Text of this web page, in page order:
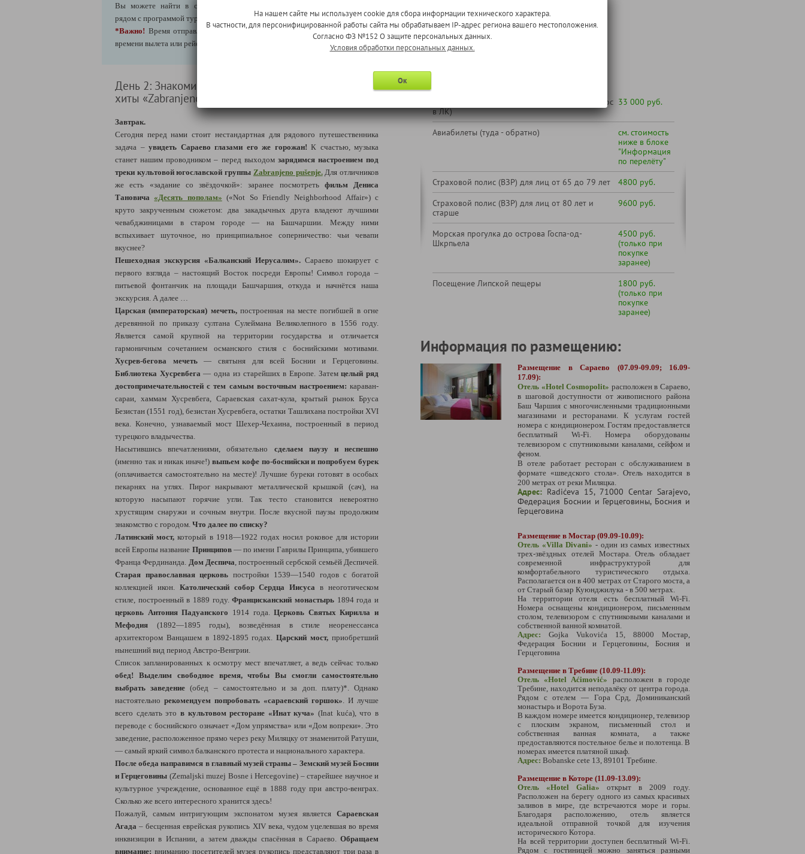
Вы можете найти в соответствующих информационных блоках справа,
рядом с программой тура.
*Важно! Время отправления из городов может измениться при изменении
времени вылета или рейса.
День 2: Знакомимся с роковым Сараево под рок-
хиты «Zabranjeno pušenje» (08.09.2026)
Завтрак.
Сегодня перед нами стоит нестандартная для рядового путешественника
задача – увидеть Сараево глазами его же горожан! К счастью, музыка
станет нашим проводником – перед выходом зарядимся настроением под
треки культовой югославской группы Zabranjeno pušenje. Для отличников
же есть «задание со звёздочкой»: заранее посмотреть фильм Дениса
Тановича«Десять пополам» («Not So Friendly Neighborhood Affair») с
круто закрученным сюжетом: два закадычных друга владеют лучшими
чевабджиницами в старом городе — на Башчаршии. Между ними
вспыхивает шуточное, но принципиальное соперничество: чьи чевапи
вкуснее?
Пешеходная экскурсия «Балканский Иерусалим». Сараево шокирует с
первого взгляда – настоящий Восток посреди Европы! Символ города –
питьевой фонтанчик на площади Башчаршия, откуда и начнётся наша
экскурсия. А далее …
Царская (императорская) мечеть,построенная на месте погибшей в огне
деревянной по приказу султана Сулеймана Великолепного в 1556 году.
Является самой крупной на территории государства и отличается
гармоничным сочетанием османского стиля с боснийскими мотивами.
Хусрев-бегова мечеть— святыня для всей Боснии и Герцеговины.
Библиотека Хусревбега — одна из старейших в Европе. Затемцелый ряд
достопримечательностей с тем самым восточным настроением: караван-
сараи, хаммам Хусревбега, Сараевская сахат-кула, крытый рынок Бруса
Безистан (1551 год), безистан Хусревбега, остатки Ташлихана постройки XVI
века. Конечно, узнаваемый мост Шехер-Чехаина, построенный в период
турецкого владычества.
Насытившись впечатлениями, обязательно сделаем паузу и неспешно
(именно так и никак иначе!) выпьем кофе по-боснийски и попробуем бурек
(оплачивается самостоятельно на месте)! Лучшие буреки готовят в особых
пекарнях на углях. Пирог накрывают металлической крышкой (сач), на
которую насыпают горячие угли. Так тесто становится невероятно
хрустящим снаружи и сочным внутри. После вкусной паузы продолжим
знакомство с городом. Что далее по списку?
Латинский мост, который в 1918—1922 годах носил роковое для истории
всей Европы название Принципов— по имени Гаврилы Принципа, убившего
Франца Фердинанда. Дом Деспича , построенный сербской семьёй Деспичей.
Старая православная церковь постройки 1539—1540 годов с богатой
коллекцией икон. Католический собор Сердца Иисуса в неоготическом
стиле, построенный в 1889 году.Францисканский монастырь 1894 года и
церковь Антония Падуанского 1914 года.Церковь Святых Кирилла и
Мефодия (1892—1895 годы), возведённая в стиле неоренессанса
архитектором Ванцашем в 1892-1895 годах.Царский мост, приобретший
нынешний вид период Австро-Венгрии.
Список запланированных к осмотру мест впечатляет, а ведь сейчас только
обед! Выделим свободное время, чтобы Вы смогли самостоятельно
выбрать заведение (обед – самостоятельно и за доп. плату)*. Однако
настоятельно рекомендуем попробовать «сараевский горшок» . И лучше
всего сделать это в культовом ресторане «Инат куча» (Inat kuća), что в
переводе с боснийского означает «Дом упрямства» или «Дом вопреки». Это
заведение, расположенное прямо через реку Миляцку от знаменитой Ратуши,
— самый яркий символ балканского протеста и национального характера.
После обеда направимся в главный музей страны – Земский музей Боснии
и Герцеговины (Zemaljski muzej Bosne i Hercegovine) – старейшее научное и
культурное учреждение, основанное ещё в 1888 году при австро-венграх.
Сколько же всего интересного хранится здесь!
Пожалуй, самым интригующим экспонатом музея является Сараевская
Агада – бесценная еврейская рукопись XIV века, чудом уцелевшая во время
инквизиции в Испании, а затем дважды спасённая в Сараево. Обращаем
внимание: вниманию посетителей музея рукопись представляют три раза в
* в соответствии с программой тура
1-местное размещение (по желанию под запрос
в ЛК)
33 000 руб.
Авиабилеты (туда - обратно)
см. стоимость
ниже в блоке
"Информация
по перелёту"
Страховой полис (ВЗР) для лиц от 65 до 79 лет
4800 руб.
Страховой полис (ВЗР) для лиц от 80 лет и
старше
9600 руб.
Морская прогулка до острова Госпа-од-
Шкрпьела
4500 руб.
(только при
покупке
заранее)
Посещение Липской пещеры
1800 руб.
(только при
покупке
заранее)
Информация по размещению:
Размещение в Сараево (07.09-09.09; 16.09-
17.09):
Отель «Hotel Cosmopolit» расположен в Сараево,
в шаговой доступности от живописного района
Баш Чаршия с многочисленными традиционными
магазинами и ресторанами. К услугам гостей
номера с кондиционером. Гостям предоставляется
бесплатный Wi-Fi. Номера оборудованы
телевизором с спутниковыми каналами, сейфом и
феном.
В отеле работает ресторан с обслуживанием в
формате «шведского стола». Отель находится в
200 метрах от реки Миляцка.
Адрес: Radićeva 15, 71000 Centar Sarajevo,
Федерация Боснии и Герцеговины, Босния и
Герцеговина
Размещение в Мостар (09.09-10.09):
Отель «Villa Divani» - один из самых известных
трех-звёздных отелей Мостара. Отель обладает
современной инфраструктурой для
комфортабельного туристического отдыха.
Располагается он в 400 метрах от Старого моста, а
от Старый базар Куюнджилука - в 500 метрах.
На территории отеля есть бесплатный Wi-Fi.
Номера оснащены кондиционером, письменным
столом, телевизором с спутниковыми каналами и
собственной ванной комнатой.
Адрес: Gojka Vukovića 15, 88000 Мостар,
Федерация Боснии и Герцеговины, Босния и
Герцеговина
Размещение в Требине (10.09-11.09):
Отель «Hotel Aćimović»
расположен в городе
Требине, находится неподалёку от центра города.
Рядом с отелем — Гора Срд, Доминиканский
монастырь и Ворота Буза.
В каждом номере имеется кондиционер, телевизор
с плоским экраном, письменный стол и
собственная ванная комната, а также
предоставляются постельное белье и полотенца. В
номерах имеется платяной шкаф.
Адрес: Bobanske cete 13, 89101 Требине.
Размещение в Которе (11.09-13.09):
Отель «Hotel Galia» открыт в 2009 году.
Расположен на берегу одного из самых красивых
заливов в мире, где встречаются море и горы.
Благодаря расположению, отель является
идеальной отправной точкой для изучения
исторического Котора.
На всей территории доступен бесплатный Wi‑Fi.
Рядом с гостиницей можно заняться разными
На нашем сайте мы используем cookie для сбора информации технического характера.
В частности, для персонифицированной работы сайта мы обрабатываем IP-адрес региона вашего местоположения.
Согласно ФЗ №152 О защите персональных данных.
Условия обработки персональных данных.
Ок